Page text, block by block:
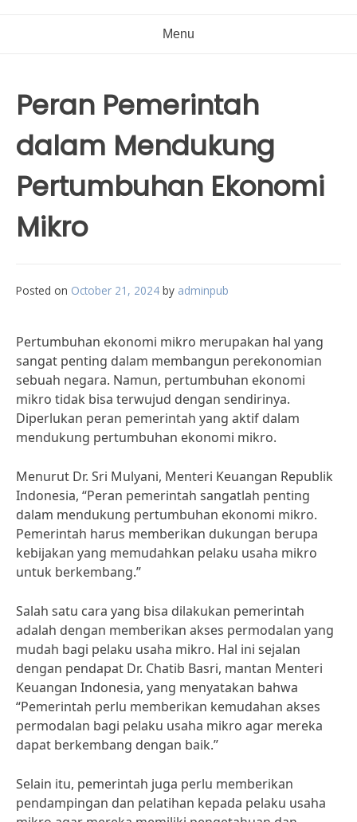
Menu
Peran Pemerintah
dalam Mendukung
Pertumbuhan Ekonomi
Mikro
Posted on October 21, 2024 by adminpub
Pertumbuhan ekonomi mikro merupakan hal yang
sangat penting dalam membangun perekonomian
sebuah negara. Namun, pertumbuhan ekonomi
mikro tidak bisa terwujud dengan sendirinya.
Diperlukan peran pemerintah yang aktif dalam
mendukung pertumbuhan ekonomi mikro.
Menurut Dr. Sri Mulyani, Menteri Keuangan Republik
Indonesia, “Peran pemerintah sangatlah penting
dalam mendukung pertumbuhan ekonomi mikro.
Pemerintah harus memberikan dukungan berupa
kebijakan yang memudahkan pelaku usaha mikro
untuk berkembang.”
Salah satu cara yang bisa dilakukan pemerintah
adalah dengan memberikan akses permodalan yang
mudah bagi pelaku usaha mikro. Hal ini sejalan
dengan pendapat Dr. Chatib Basri, mantan Menteri
Keuangan Indonesia, yang menyatakan bahwa
“Pemerintah perlu memberikan kemudahan akses
permodalan bagi pelaku usaha mikro agar mereka
dapat berkembang dengan baik.”
Selain itu, pemerintah juga perlu memberikan
pendampingan dan pelatihan kepada pelaku usaha